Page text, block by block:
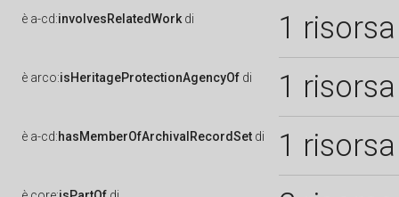
è a-cd:involvesRelatedWork di 1 risorsa
è arco:isHeritageProtectionAgencyOf di 1 risorsa
è a-cd:hasMemberOfArchivalRecordSet di 1 risorsa